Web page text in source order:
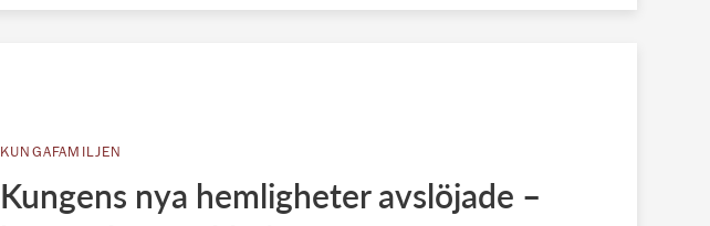
KUNGAFAMILJEN
Kungens nya hemligheter avslöjade –